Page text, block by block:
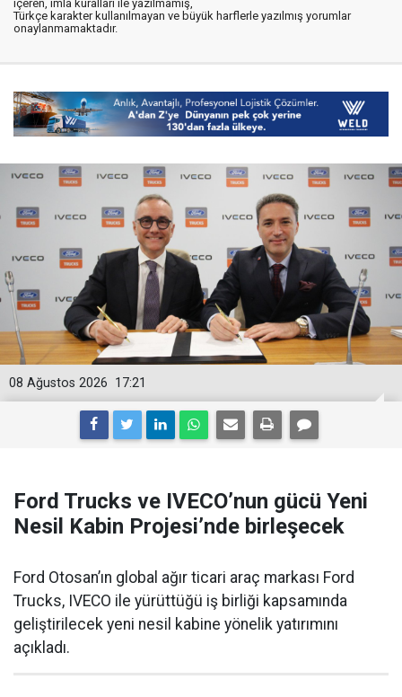
içeren, imla kuralları ile yazılmamış,
Türkçe karakter kullanılmayan ve büyük harflerle yazılmış yorumlar
onaylanmamaktadır.
17:21
08 Ağustos 2026
Ford Trucks ve IVECO’nun gücü Yeni
Nesil Kabin Projesi’nde birleşecek
Ford Otosan’ın global ağır ticari araç markası Ford
Trucks, IVECO ile yürüttüğü iş birliği kapsamında
geliştirilecek yeni nesil kabine yönelik yatırımını
açıkladı.